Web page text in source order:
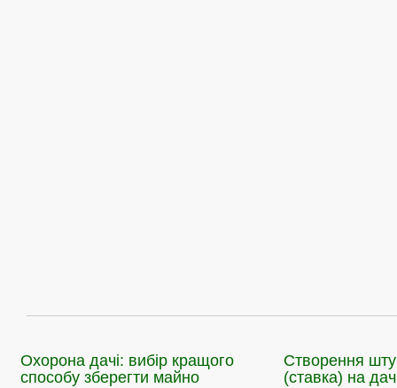
Охорона дачі: вибір кращого
способу зберегти майно
Створення
(ставка) на